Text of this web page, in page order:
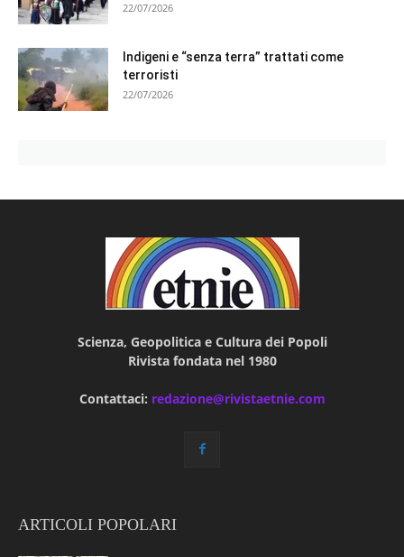
22/07/2026
Indigeni e “senza terra” trattati come
terroristi
22/07/2026
Scienza, Geopolitica e Cultura dei Popoli
Rivista fondata nel 1980
Contattaci: redazione@rivistaetnie.com
ARTICOLI POPOLARI